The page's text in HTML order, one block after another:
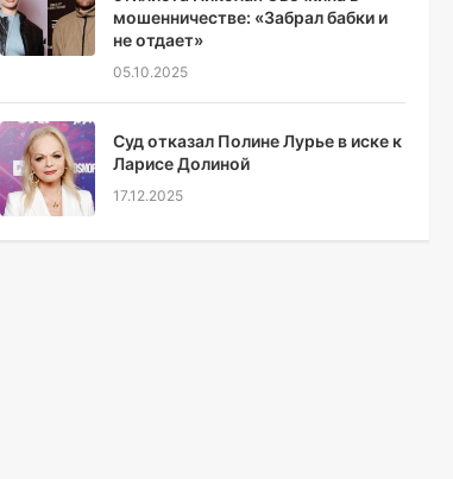
мошенничестве: «Забрал бабки и
не отдает»
05.10.2025
Суд отказал Полине Лурье в иске к
Ларисе Долиной
17.12.2025